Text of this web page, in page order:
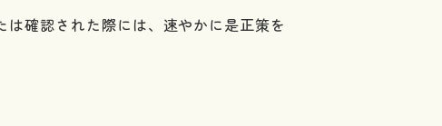
確認された際には、速やかに是正策を